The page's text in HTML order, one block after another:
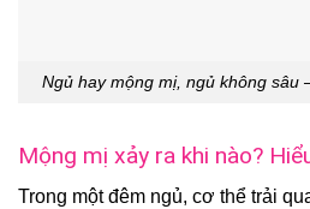
Ngủ hay mộng mị, ngủ không sâu
Mộng mị xảy ra khi nào?
Trong một đêm ngủ, cơ thể trải